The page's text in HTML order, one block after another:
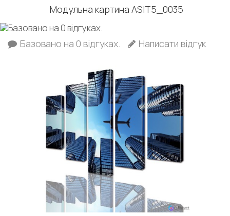
Модульна картина ASIT5_0035
Базовано на 0 відгуках. Написати відгук